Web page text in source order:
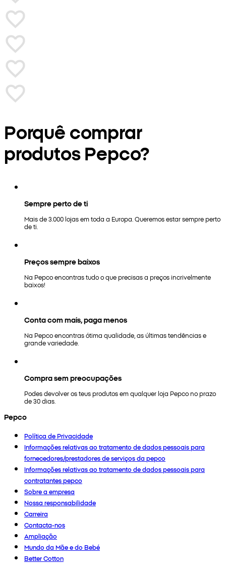
Porquê comprar
produtos Pepco?
Sempre perto de ti
Mais de 3.000 lojas em toda a Europa. Queremos estar sempre perto
de ti.
Preços sempre baixos
Na Pepco encontras tudo o que precisas a preços incrivelmente
baixos!
Conta com mais, paga menos
Na Pepco encontras ótima qualidade, as últimas tendências e
grande variedade.
Compra sem preocupações
Podes devolver os teus produtos em qualquer loja Pepco no prazo
de 30 dias.
Pepco
Política de Privacidade
Informações relativas ao tratamento de dados pessoais para
fornecedores/prestadores de serviços da pepco
Informações relativas ao tratamento de dados pessoais para
contratantes pepco
Sobre a empresa
Nossa responsabilidade
Carreira
Contacta-nos
Ampliação
Mundo da Mãe e do Bebé
Better Cotton